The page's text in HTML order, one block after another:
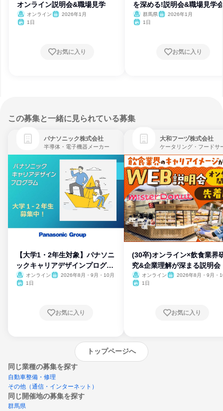
オンライン説明会&職場見学
オンライン
2026年1月
1日
お気に入り
を深める!説明会&職場見学
群馬県
2026年1月
1日
お気に入り
この募集と一緒に見られている募集
パナソニック株式会社
半導体・電子機器メーカー
【大学1・2年生対象】パナソニ
ックキャリアデザインプログラ
ム
オンライン
2026年8月・9月・10月
1日
お気に入り
大和フーヅ株式会社
(30卒)オンライン×飲食業界
究&企業理解が深まる説明会
オンライン
2026年8月・9月・
1日
お気に入り
トップページへ
同じ業種の募集を探す
自動車整備・修理
その他（通信・インターネット）
同じ開催地の募集を探す
群馬県